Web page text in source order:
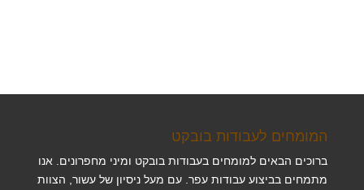
המומחים לעבודות בובקט
ברוכים הבאים למומחים בעבודות בובקט ומיני מחפרונים. אנו
מתמחים בביצוע עבודות עפר. עם מעל ניסיון של עשור, הצוות